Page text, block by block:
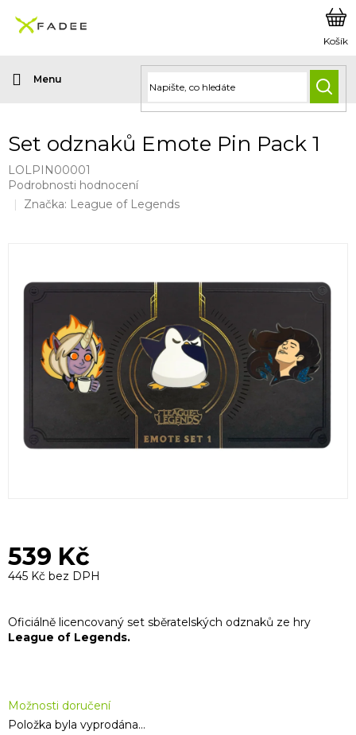
obsah
Set odznaků Emote Pin Pack 1
LOLPIN00001
Průměrné
hodnocení
hvězdiček.
Podrobnosti hodnocení
Značka: League of Legends
539 Kč
445 Kč bez DPH
cena:
Možnosti doručení
Položka byla vyprodána…
Oficiálně licencovaný set sběratelských odznaků ze hry
League of Legends.